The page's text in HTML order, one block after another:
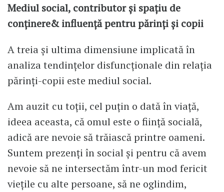
Mediul social, contributor și spațiu de
conținere& influență pentru părinți și copii
A treia și ultima dimensiune implicată în
analiza tendințelor disfuncționale din relația
părinți-copii este mediul social.
Am auzit cu toții, cel puțin o dată în viață,
ideea aceasta, că omul este o ființă socială,
adică are nevoie să trăiască printre oameni.
Suntem prezenți în social și pentru că avem
nevoie să ne intersectăm într-un mod fericit
viețile cu alte persoane, să ne oglindim,